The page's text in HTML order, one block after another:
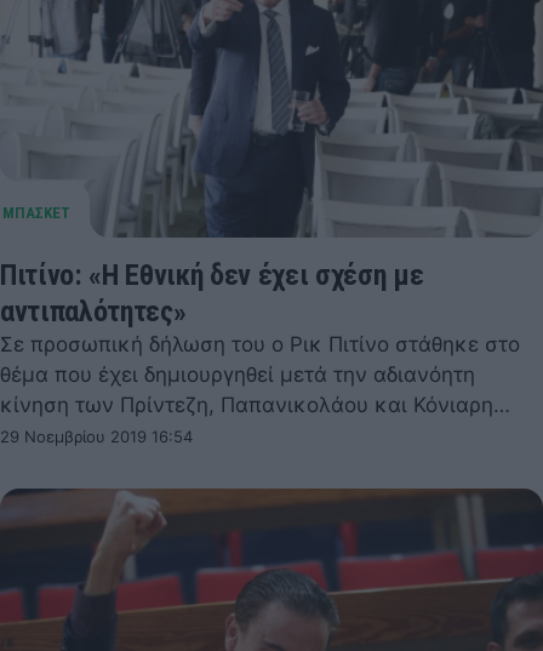
Πιτίνο: «Η Εθνική δεν έχει σχέση με
αντιπαλότητες»
Σε προσωπική δήλωση του ο Ρικ Πιτίνο στάθηκε στο
θέμα που έχει δημιουργηθεί μετά την αδιανόητη
κίνηση των Πρίντεζη, Παπανικολάου και Κόνιαρη…
29 Νοεμβρίου 2019 16:54